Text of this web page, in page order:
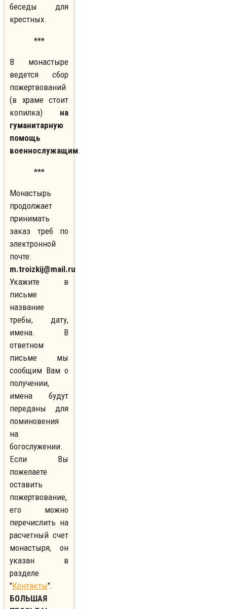
беседы для
крестных.
***
В монастыре
ведется сбор
пожертвований
(в храме стоит
копилка) на
гуманитарную
помощь
военнослужащим.
***
Монастырь
продолжает
принимать
заказ треб по
электронной
почте:
m.troizkij@mail.ru
Укажите в
письме
название
требы, дату,
имена. В
ответном
письме мы
сообщим Вам о
получении,
имена будут
переданы для
поминовения
на
богослужении.
Если Вы
пожелаете
оставить
пожертвование,
его можно
перечислить на
расчетный счет
монастыря, он
указан в
разделе
"Контакты".
БОЛЬШАЯ